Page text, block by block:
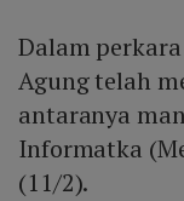
Dalam
Agung telah
antaranya
Informatka
(11/2).